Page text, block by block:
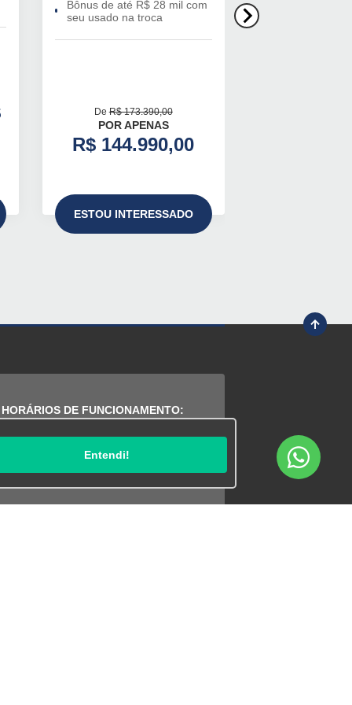
Bônus de até R$ 28 mil com
seu usado na troca
DeR$ 173.390,00
POR APENAS
R$ 144.990,00
ESTOU INTERESSADO
HORÁRIOS DE FUNCIONAMENTO:
das 9h às 18h.
Técnica:
Entendi!